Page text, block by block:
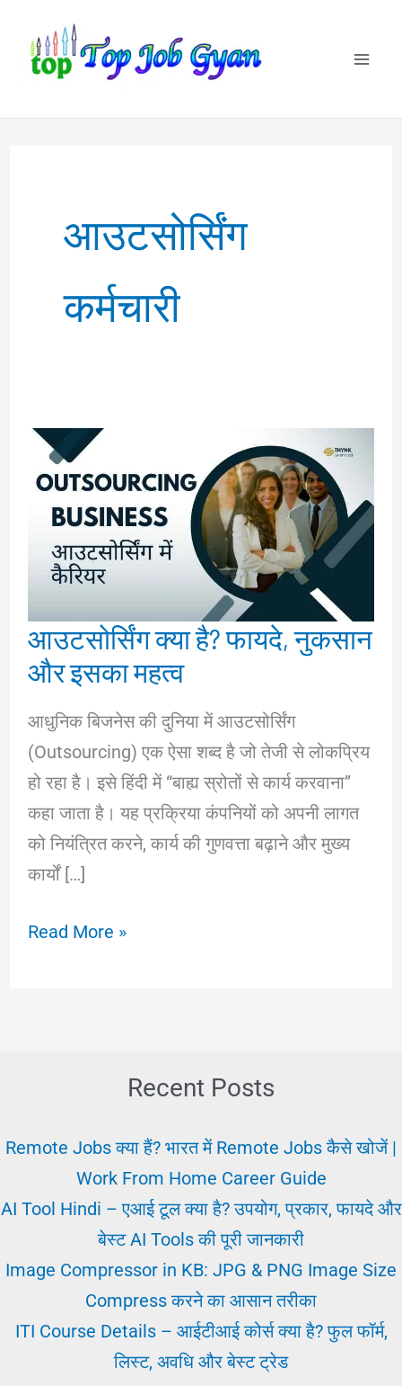
content
आउटसोर्सिंग
कर्मचारी
आउटसोर्सिंग क्या है? फायदे, नुकसान
और इसका महत्व
आधुनिक बिजनेस की दुनिया में आउटसोर्सिंग
(Outsourcing) एक ऐसा शब्द है जो तेजी से लोकप्रिय
हो रहा है। इसे हिंदी में “बाह्य स्रोतों से कार्य करवाना”
कहा जाता है। यह प्रक्रिया कंपनियों को अपनी लागत
को नियंत्रित करने, कार्य की गुणवत्ता बढ़ाने और मुख्य
कार्यों […]
आउटसोर्सिंग
महत्व
Read More »
Recent Posts
Remote Jobs क्या हैं? भारत में Remote Jobs कैसे खोजें |
Work From Home Career Guide
AI Tool Hindi – एआई टूल क्या है? उपयोग, प्रकार, फायदे और
बेस्ट AI Tools की पूरी जानकारी
Image Compressor in KB: JPG & PNG Image Size
Compress करने का आसान तरीका
ITI Course Details – आईटीआई कोर्स क्या है? फुल फॉर्म,
लिस्ट, अवधि और बेस्ट ट्रेड